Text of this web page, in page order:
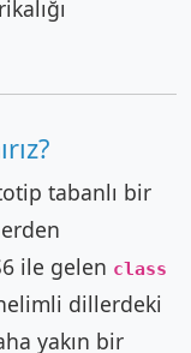
tabanlı bir
ile gelen class
dillerdeki
yakın bir